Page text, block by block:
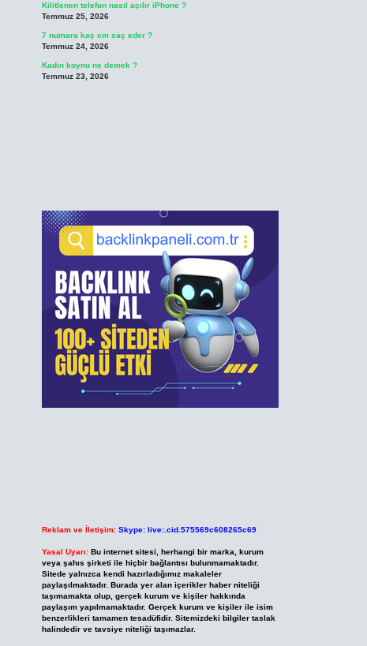
Kilitlenen telefon nasıl açılır iPhone ?
Temmuz 25, 2026
7 numara kaç cm saç eder ?
Temmuz 24, 2026
Kadın koynu ne demek ?
Temmuz 23, 2026
Reklam ve İletişim: Skype: live:.cid.575569c608265c69
Yasal Uyarı: Bu internet sitesi, herhangi bir marka, kurum
veya şahıs şirketi ile hiçbir bağlantısı bulunmamaktadır.
Sitede yalnızca kendi hazırladığımız makaleler
paylaşılmaktadır. Burada yer alan içerikler haber niteliği
taşımamakta olup, gerçek kurum ve kişiler hakkında
paylaşım yapılmamaktadır. Gerçek kurum ve kişiler ile isim
benzerlikleri tamamen tesadüfidir. Sitemizdeki bilgiler taslak
halindedir ve tavsiye niteliği taşımazlar.